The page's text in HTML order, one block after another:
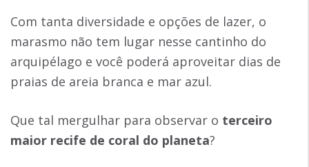
Com tanta diversidade e opções de lazer, o
marasmo não tem lugar nesse cantinho do
arquipélago e você poderá aproveitar dias de
praias de areia branca e mar azul.
Que tal mergulhar para observar o terceiro
maior recife de coral do planeta?